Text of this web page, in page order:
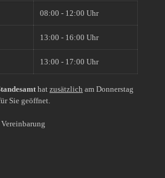
08:00 - 12:00 Uhr
13:00 - 16:00 Uhr
13:00 - 17:00 Uhr
hat zusätzlich am Donnerstag
Sie geöffnet.